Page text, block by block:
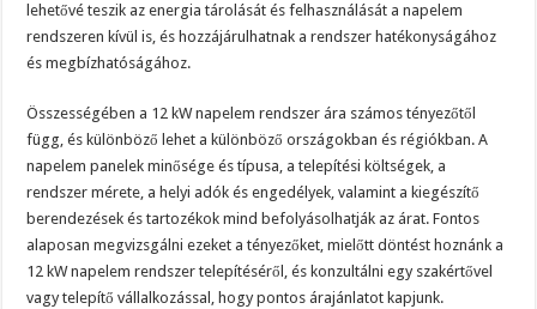
lehetővé teszik az energia tárolását és felhasználását a napelem
rendszeren kívül is, és hozzájárulhatnak a rendszer hatékonyságához
és megbízhatóságához.
Összességében a 12 kW napelem rendszer ára számos tényezőtől
függ, és különböző lehet a különböző országokban és régiókban. A
napelem panelek minősége és típusa, a telepítési költségek, a
rendszer mérete, a helyi adók és engedélyek, valamint a kiegészítő
berendezések és tartozékok mind befolyásolhatják az árat. Fontos
alaposan megvizsgálni ezeket a tényezőket, mielőtt döntést hoznánk a
12 kW napelem rendszer telepítéséről, és konzultálni egy szakértővel
vagy telepítő vállalkozással, hogy pontos árajánlatot kapjunk.